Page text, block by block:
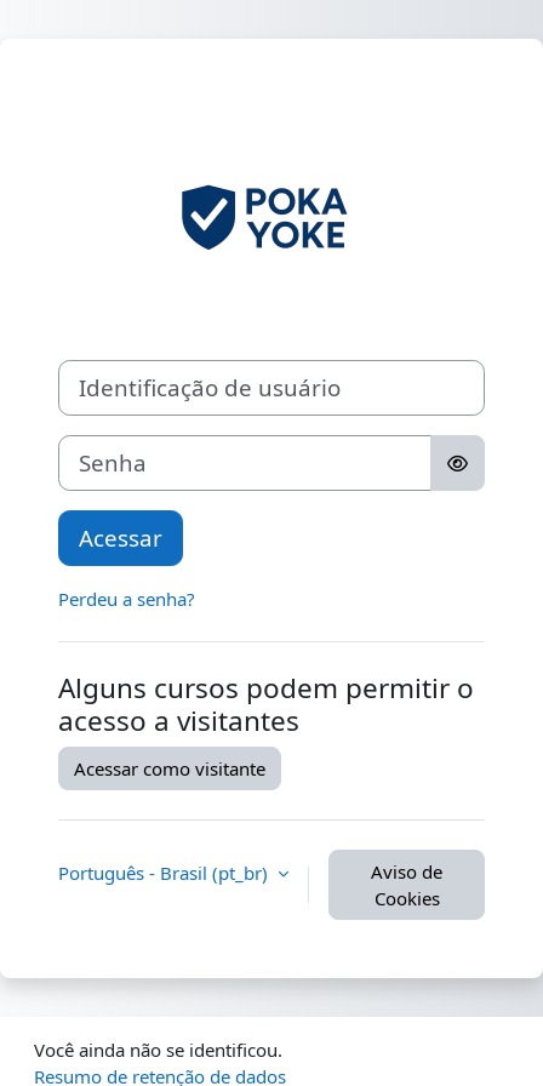
Identificação de usuário
Senha
Acessar
Perdeu a senha?
Alguns cursos podem permitir o
acesso a visitantes
Acessar como visitante
Português - Brasil ‎(pt_br)‎
Aviso de
Cookies
Você ainda não se identificou.
Resumo de retenção de dados